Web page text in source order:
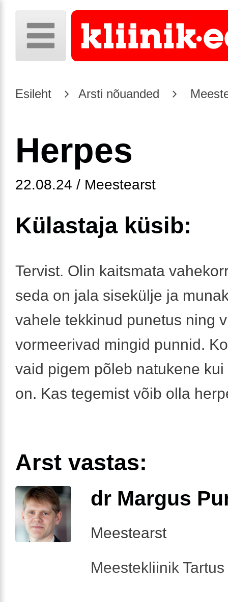
Esileht Arsti nõuanded
Herpes
22.08.24 / Meestearst
Külastaja küsib:
Tervist. Olin kaitsmata
seda on jala sisekülje ja
vahele tekkinud punetus ning
vormeerivad mingid punnid.
vaid pigem põleb natukene
on. Kas tegemist võib olla
Arst vastas:
dr Margus
Meestearst
Meestekliinik